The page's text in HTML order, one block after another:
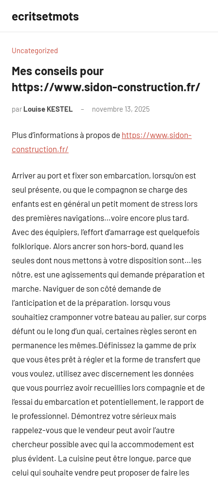
contenu
ecritsetmots
Uncategorized
Mes conseils pour
https://www.sidon-construction.fr/
par Louise KESTEL novembre 13, 2025
Plus d’informations à propos de https://www.sidon-
construction.fr/
Arriver au port et fixer son embarcation, lorsqu’on est
seul présente, ou que le compagnon se charge des
enfants est en général un petit moment de stress lors
des premières navigations…voire encore plus tard.
Avec des équipiers, l’effort d’amarrage est quelquefois
folklorique. Alors ancrer son hors-bord, quand les
seules dont nous mettons à votre disposition sont…les
nôtre, est une agissements qui demande préparation et
marche. Naviguer de son côté demande de
l’anticipation et de la préparation. lorsqu vous
souhaitiez cramponner votre bateau au palier, sur corps
défunt ou le long d’un quai, certaines règles seront en
permanence les mêmes.Définissez la gamme de prix
que vous êtes prêt à régler et la forme de transfert que
vous voulez, utilisez avec discernement les données
que vous pourriez avoir recueillies lors compagnie et de
l’essai du embarcation et potentiellement, le rapport de
le professionnel. Démontrez votre sérieux mais
rappelez-vous que le vendeur peut avoir l’autre
chercheur possible avec qui la accommodement est
plus évident. La cuisine peut être longue, parce que
celui qui souhaite vendre peut proposer de faire les